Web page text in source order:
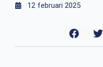
12 februari 2025